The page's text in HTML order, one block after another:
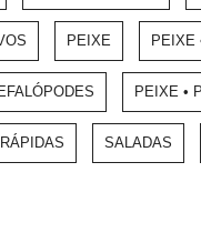
PEIXE PEIXE
PEIXE •
SALADAS